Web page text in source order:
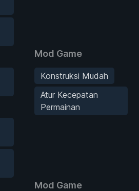
Mod Game
Konstruksi Mudah
Atur Kecepatan
Permainan
Mod Game